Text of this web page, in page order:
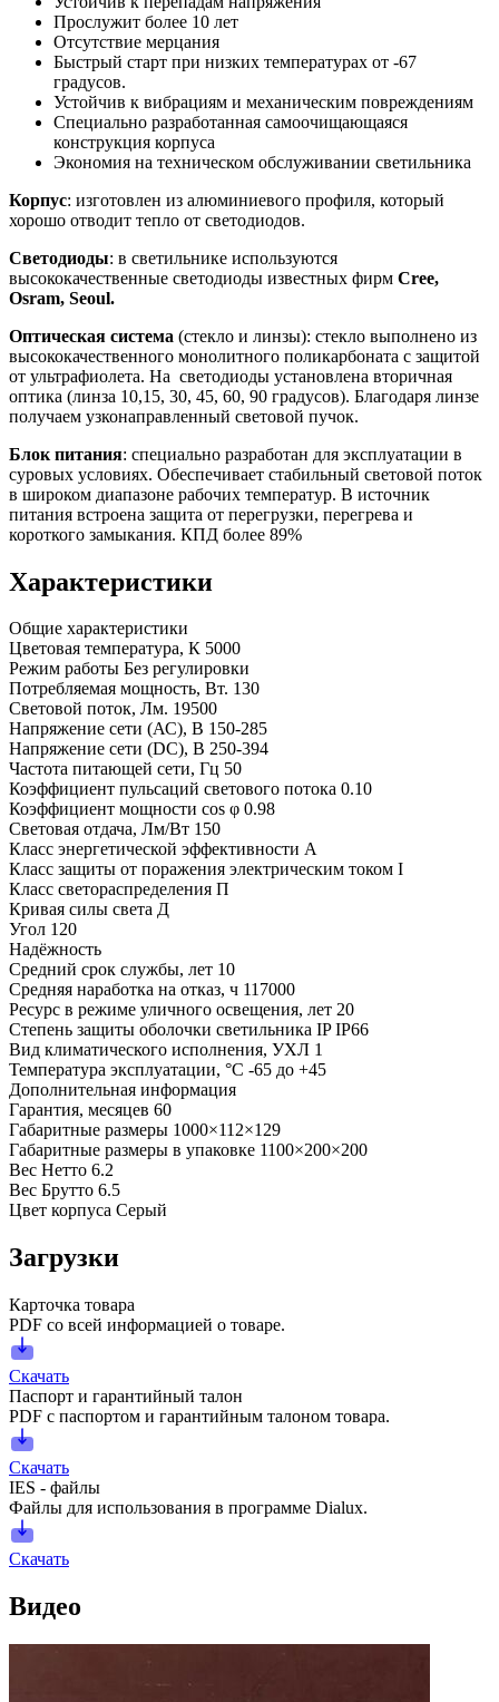
Прослужит более 10 лет
Отсутствие мерцания
Быстрый старт при низких температурах от -67
градусов.
Устойчив к вибрациям и механическим повреждениям
Специально разработанная самоочищающаяся
конструкция корпуса
Экономия на техническом обслуживании светильника
Корпус: изготовлен из алюминиевого профиля, который
хорошо отводит тепло от светодиодов.
Светодиоды: в светильнике используются
высококачественные светодиоды известных фирм Cree,
Osram, Seoul.
Оптическая система (стекло и линзы): стекло выполнено из
высококачественного монолитного поликарбоната с защитой
от ультрафиолета. На светодиоды установлена вторичная
оптика (линза 10,15, 30, 45, 60, 90 градусов). Благодаря линзе
получаем узконаправленный световой пучок.
Блок питания: специально разработан для эксплуатации в
суровых условиях. Обеспечивает стабильный световой поток
в широком диапазоне рабочих температур. В источник
питания встроена защита от перегрузки, перегрева и
короткого замыкания. КПД более 89%
Характеристики
Общие характеристики
Цветовая температура, К 5000
Режим работы Без регулировки
Потребляемая мощность, Вт. 130
Световой поток, Лм. 19500
Напряжение сети (АС), В 150-285
Напряжение сети (DC), В 250-394
Частота питающей сети, Гц 50
Коэффициент пульсаций светового потока 0.10
Коэффициент мощности cos φ 0.98
Световая отдача, Лм/Вт 150
Класс энергетической эффективности A
Класс защиты от поражения электрическим током I
Класс светораспределения П
Кривая силы света Д
Угол 120
Надёжность
Средний срок службы, лет 10
Средняя наработка на отказ, ч 117000
Ресурс в режиме уличного освещения, лет 20
Степень защиты оболочки светильника IP IP66
Вид климатического исполнения, УХЛ 1
Температура эксплуатации, °С -65 до +45
Дополнительная информация
Гарантия, месяцев 60
Габаритные размеры 1000×112×129
Габаритные размеры в упаковке 1100×200×200
Вес Нетто 6.2
Вес Брутто 6.5
Цвет корпуса Серый
Загрузки
Карточка товара
PDF со всей информацией о товаре.
Скачать
Паспорт и гарантийный талон
PDF с паспортом и гарантийным талоном товара.
Скачать
IES - файлы
Файлы для использования в программе Dialux.
Скачать
Видео